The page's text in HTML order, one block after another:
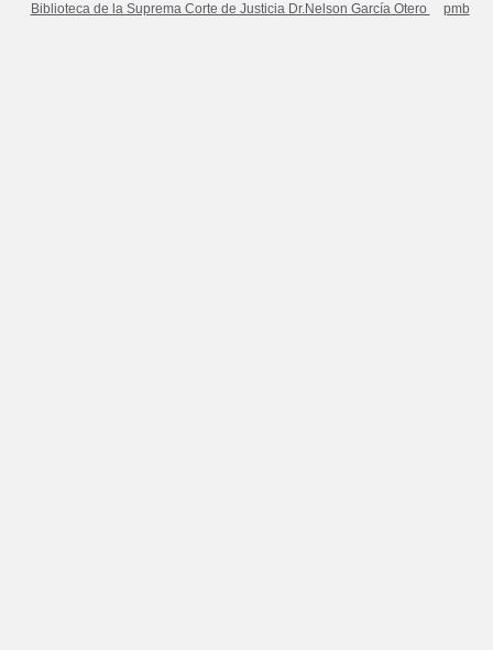
Biblioteca de la Suprema Corte de Justicia Dr.Nelson García Otero pmb